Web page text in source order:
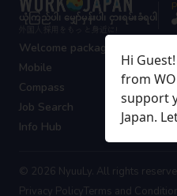
ယုံကြည်ပါ၊ မျှော်မှန်းပါ၊ ငှားရမ်းခံရပါ
外国人採用をもっと身近に!
Welcome package
Mobile
Compass
Job Search
Info Hub
© 2026 NyuuLy. All rights
Privacy PolicyTerms and
Hi
from
support
Japan.